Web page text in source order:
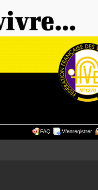
FAQ M’enregistrer